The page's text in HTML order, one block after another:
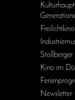
Stollberger
Kino im
Newsletter